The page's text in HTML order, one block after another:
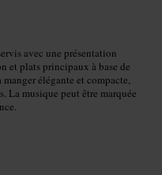
avec une présentation
et plats principaux à base de
élégante et compacte,
La musique peut être marquée